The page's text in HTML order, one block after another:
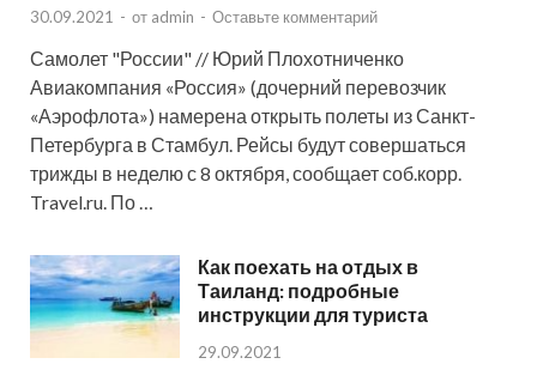
30.09.2021 - от admin - Оставьте комментарий
Самолет "России" // Юрий Плохотниченко
Авиакомпания «Россия» (дочерний перевозчик
«Аэрофлота») намерена открыть полеты из Санкт-
Петербурга в Стамбул. Рейсы будут совершаться
трижды в неделю с 8 октября, сообщает соб.корр.
Travel.ru. По …
Как поехать на отдых в
Таиланд: подробные
инструкции для туриста
29.09.2021